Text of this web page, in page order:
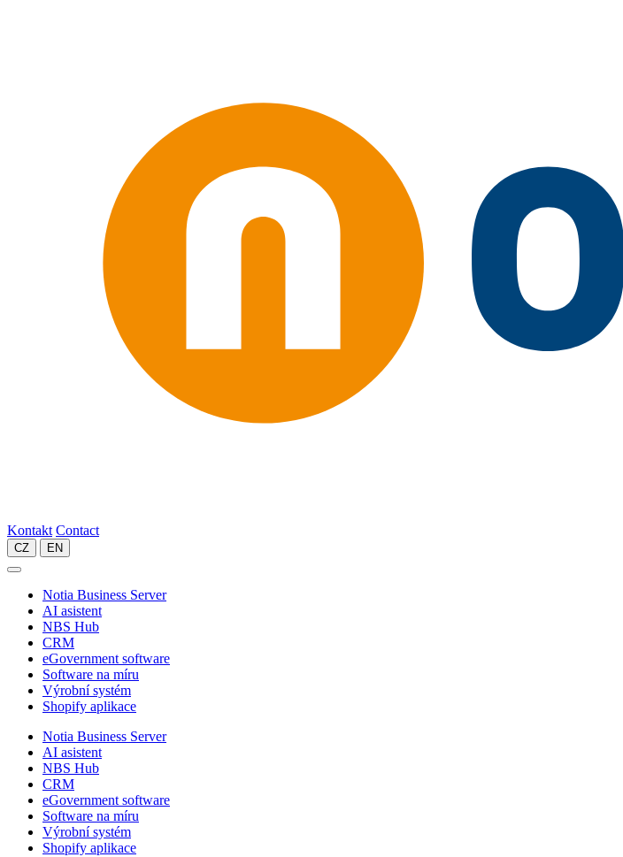
Kontakt Contact
CZ EN
Notia Business Server
AI asistent
NBS Hub
CRM
eGovernment software
Software na míru
Výrobní systém
Shopify aplikace
Notia Business Server
AI asistent
NBS Hub
CRM
eGovernment software
Software na míru
Výrobní systém
Shopify aplikace